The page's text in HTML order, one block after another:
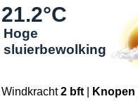
21.2°C
Hoge
sluierbewolking
Windkracht2 bft Knopen